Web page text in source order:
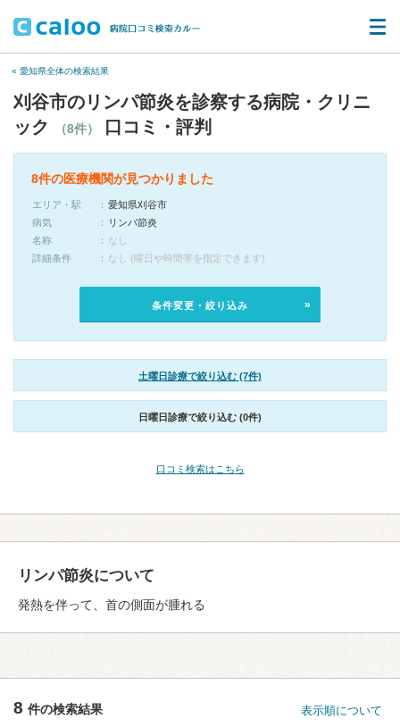
« 愛知県全体の検索結果
刈谷市のリンパ節炎を診察する病院・クリニ
ック
（8件） 口コミ・評判
8件の医療機関が見つかりました
エリア・駅
愛知県刈谷市
病気
リンパ節炎
名称
なし
詳細条件
なし (曜日や時間帯を指定できます)
条件変更・絞り込み
土曜日診療で絞り込む (7件)
日曜日診療で絞り込む (0件)
口コミ検索はこちら
リンパ節炎について
発熱を伴って、首の側面が腫れる
8 件の検索結果 表示順について